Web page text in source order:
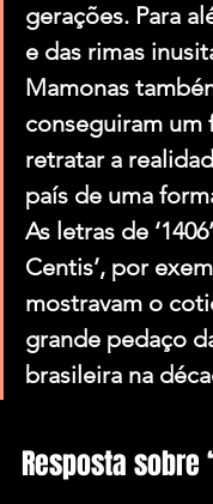
gerações. Para
e das rimas
Mamonas
conseguiram um
retratar a
país de uma
As letras de
Centis’, por
mostravam o
grande pedaço
brasileira na
Resposta sobre